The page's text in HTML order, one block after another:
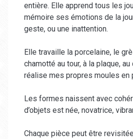
entière. Elle apprend tous les
mémoire ses émotions de la
geste, ou une inattention.
Elle travaille la porcelaine, le
chamotté au tour, à la plaque,
réalise mes propres moules en
Les formes naissent avec
d’objets est née, novatrice,
Chaque pièce peut être